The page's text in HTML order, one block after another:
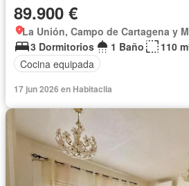
89.900 €
La Unión, Campo de Cartagena y
3 Dormitorios
1 Baño
110
Cocina equipada
17 jun 2026 en Habitaclia